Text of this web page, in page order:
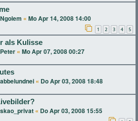
Ngolem « Mo Apr 14, 2008 14:00
1 2 3 4 5
als Kulisse
Peter « Mo Apr 07, 2008 00:27
abbelundnei « Do Apr 03, 2008 18:48
skao_privat « Do Apr 03, 2008 15:55